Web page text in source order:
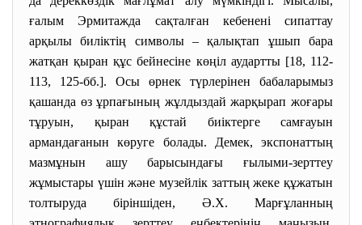
ғалым Эрмитажда сақталған кебенені сипаттау
арқылы биліктің символы – қалықтап ұшып бара
жатқан қыран құс бейнесіне көңіл аудартты [18, 112-
113, 125-бб.]. Осы өрнек түрлерінен бабаларымыз
қашанда өз ұрпағының жұлдыздай жарқырап жоғары
тұруын, қыран құстай биіктерге самғауын
армандағанын көруге болады. Демек, экспонаттың
мазмұнын ашу барысындағы ғылыми-зерттеу
жұмыстары үшін және музейлік заттың жеке құжатын
толтыруда біріншіден, Ә.Х. Марғұланның